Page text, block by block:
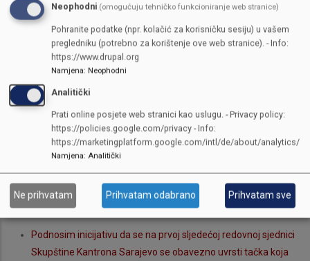
Sarajevo dostavljam Prijedlog plana realizacije otvaranje
dnevne bolnice za preventivni i terapijski program za
pacijente sa posttraumatskim poremećajem, kao i pacijente
sa stresom i traumom uv
ARIJANA MEMIĆ
Pokrećem inicijativu za rješavanje problema linije gradskog
prijevoza na relaciji Kotorac-Dobrinja, kao i Kasindolska ulica-
Dobrinja i povratno.
Inicijativa za pokretanje i realizaciju projekta obnove
fasadnog platna Pravosudne palate u Sarajevu ( Univerziteta
u Sarajevu)
DAMIR MARJANOVIĆ
Podnosim inicijativu da se na prvoj sljedećoj redovnoj sjednici
Skupštine Kantrona Sarajevo se obavezno uvrsti tačka koja
Neophodni (omogućuju tehničko funkcioniranje web stranice)
Pohranite podatke (npr. kolačić za korisničku sesiju) u vašem
pregledniku (potrebno za korištenje ove web stranice). - Info:
https://www.drupal.org
Namjena: Neophodni
Analitički
Prati online posjete web stranici kao uslugu. - Privacy policy:
https://policies.google.com/privacy - Info:
https://marketingplatform.google.com/intl/de/about/analytics/
Namjena: Analitički
Ne prihvatam Prihvatam odabrano Prihvatam sve